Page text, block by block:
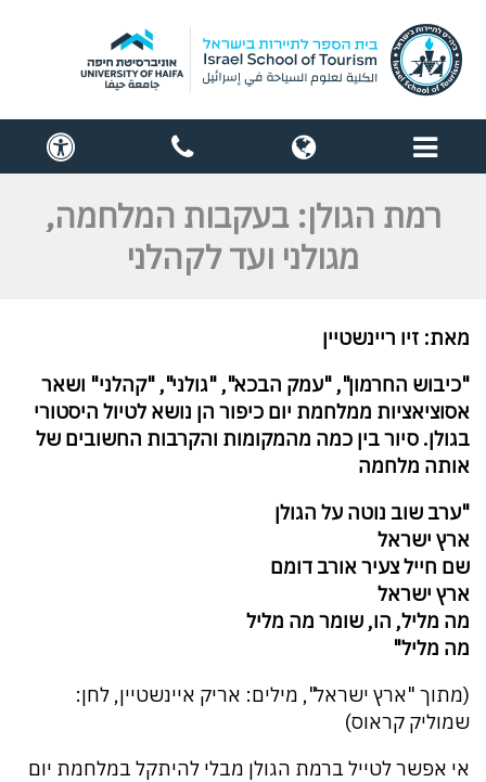
תפריט globe
contact
us
רמת הגולן: בעקבות המלחמה,
מגולני ועד לקהלני
מאת: זיו ריינשטיין
"כיבוש החרמון", "עמק הבכא", "גולני", "קהלני" ושאר
אסוציאציות ממלחמת יום כיפור הן נושא לטיול היסטורי
בגולן. סיור בין כמה מהמקומות והקרבות החשובים של
אותה מלחמה
"ערב שוב נוטה על הגולן
ארץ ישראל
שם חייל צעיר אורב דומם
ארץ ישראל
מה מליל, הו, שומר מה מליל
מה מליל"
(מתוך "ארץ ישראל", מילים: אריק איינשטיין, לחן:
שמוליק קראוס)
אי אפשר לטייל ברמת הגולן מבלי להיתקל במלחמת יום